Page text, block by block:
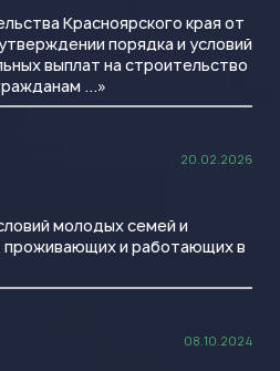
Красноярского края от
порядка и условий
выплат на строительство
...»
20.02.2026
молодых семей и
проживающих и работающих в
08.10.2024